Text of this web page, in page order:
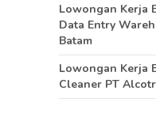
Lowongan Kerja
Data Entry
Batam
Lowongan Kerja
Cleaner PT